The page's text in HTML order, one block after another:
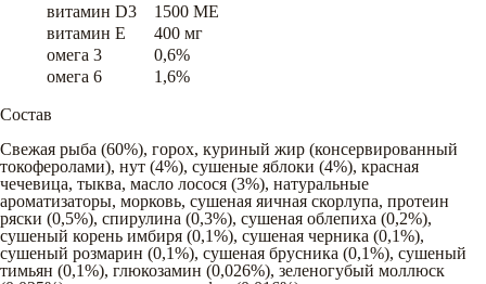
витамин D3
1500 ME
витамин E
400 мг
омега 3
0,6%
омега 6
1,6%
Состав
Свежая рыба (60%), горох, куриный жир (консервированный
токоферолами), нут (4%), сушеные яблоки (4%), красная
чечевица, тыква, масло лосося (3%), натуральные
ароматизаторы, морковь, сушеная яичная скорлупа, протеин
ряски (0,5%), спирулина (0,3%), сушеная облепиха (0,2%),
сушеный корень имбиря (0,1%), сушеная черника (0,1%),
сушеный розмарин (0,1%), сушеная брусника (0,1%), сушеный
тимьян (0,1%), глюкозамин (0,026%), зеленогубый моллюск